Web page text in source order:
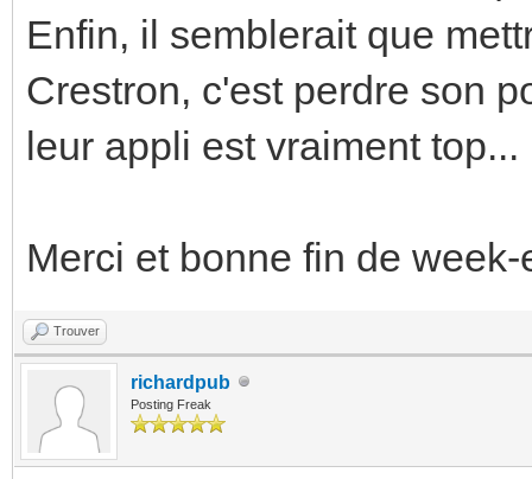
Enfin, il semblerait que
Crestron, c'est perdre son
leur appli est vraiment top...
Merci et bonne fin de week-
Trouver
richardpub
Posting Freak